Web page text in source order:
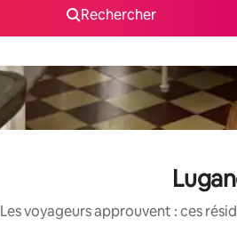
Rechercher
Les voyageurs approuvent : ces